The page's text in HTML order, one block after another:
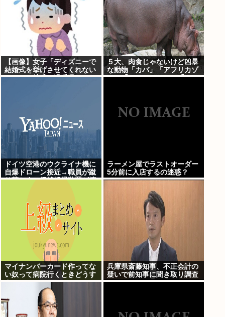
【画像】女子「ディズニーで
結婚式を挙げさせてくれない
モラハラ彼氏。過呼吸になり
５大、肉食じゃないけど凶暴
な動物「カバ」「アフリカゾ
ウ」「バッファロー」「コー
ドイツ空港のウクライナ機に
自爆ドローン接近→職員が蹴
り落とす→偶然起爆装置が壊
ラーメン屋でラストオーダー
5分前に入店するの迷惑？
マイナンバーカード作ってな
い奴って病院行くときどうす
んの
兵庫県斎藤知事、不正会計の
疑いで前知事に聞き取り調査
へ